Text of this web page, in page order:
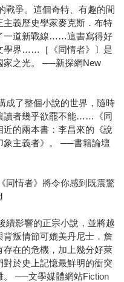
戰爭。這個奇特、有趣的間
義歷史學家麥克斯．布特
一道新戰線……這書寫得好
學界……［《同情者》〕是
家之光。 ──新探網New
了整個小說的世界，隨時
讀者幾乎欲罷不能……《同
的兩本書：李昌來的《說
象主義者》。 ──書籍論壇
情者》將令你感到既震驚
續影響的正宗小說，並將越
叛情節可媲美丹尼士．詹
在的危機，加上幾分好萊
於史上記憶最鮮明的衝突
。 ──文學媒體網站Fiction